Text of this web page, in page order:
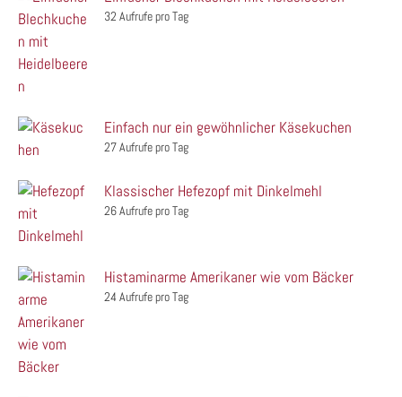
32 Aufrufe pro Tag
Einfach nur ein gewöhnlicher Käsekuchen
27 Aufrufe pro Tag
Klassischer Hefezopf mit Dinkelmehl
26 Aufrufe pro Tag
Histaminarme Amerikaner wie vom Bäcker
24 Aufrufe pro Tag